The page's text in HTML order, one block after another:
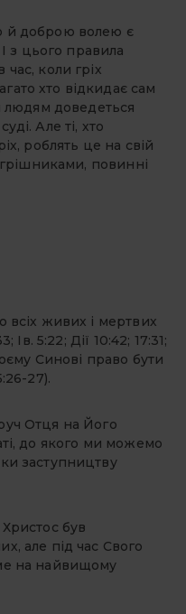
й доброю волею є
з цього правила
коли гріх
хто відкидає сам
людям доведеться
Але ті, хто
роблять це на свій
повинні
всіх живих і мертвих
Ів. 5:22; Дії 10:42; 17:31;
Синові право бути
27).
Отця на Його
до якого ми можемо
заступництву
був
але під час Свого
на найвищому